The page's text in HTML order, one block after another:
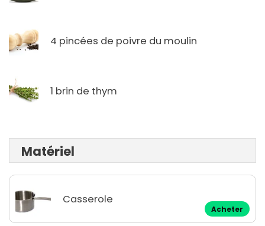
4 pincées de poivre du moulin
1 brin de thym
Matériel
Casserole
Acheter